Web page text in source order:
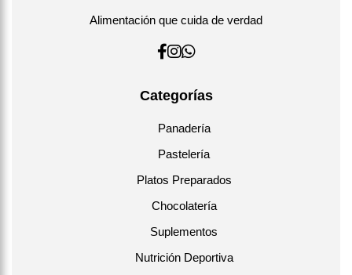
Alimentación que cuida de verdad
Categorías
Panadería
Pastelería
Platos Preparados
Chocolatería
Suplementos
Nutrición Deportiva